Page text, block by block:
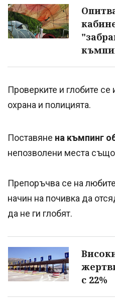
Проверките и глобите
охрана и полицията.
Поставяне на къмпинг
непозволени места също
Препоръчва се на
начин на почивка да
да не ги глобят.
с 22%